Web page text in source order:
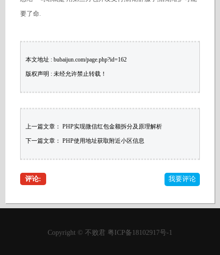
要了命.
本文地址 : bubaijun.com/page.php?id=162
版权声明 : 未经允许禁止转载！
上一篇文章：PHP实现微信红包金额拆分及原理解析
下一篇文章：PHP使用地址获取附近小区信息
评论: 我要评论
Copyright © 不败君 粤ICP备18102917号-1